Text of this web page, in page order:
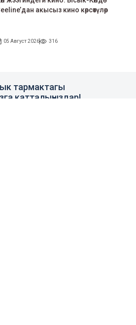
акысыз кино көрсөтүлөр
05 Август 2026 316
тармактагы
катталыңыздар!